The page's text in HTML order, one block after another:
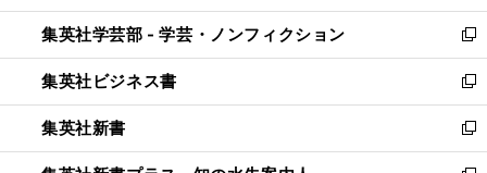
開
く
ウ
で
開
く
ン
ド
ウ
で
開
く
ウ
ィ
ン
ド
ウ
で
開
集英社学芸部 - 学芸・ノンフィクション
新
し
い
ウ
ィ
ン
集英社ビジネス書
新
し
い
ウ
集英社新書
新
し